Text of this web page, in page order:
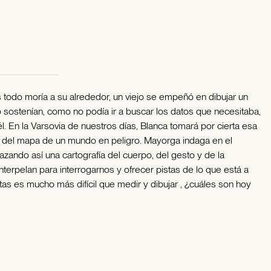
moría a su alrededor, un viejo se empeñó en dibujar un
como no podía ir a buscar los datos que necesitaba,
En la Varsovia de nuestros días, Blanca tomará por cierta esa
mapa de un mundo en peligro. Mayorga indaga en el
así una cartografía del cuerpo, del gesto y de la
para interrogarnos y ofrecer pistas de lo que está a
es mucho más difícil que medir y dibujar , ¿cuáles son hoy